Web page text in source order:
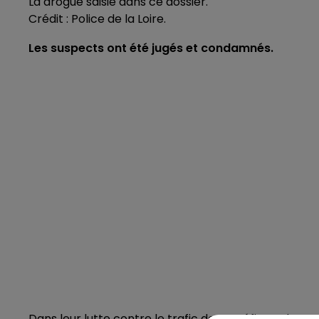
Crédit : Police de la Loire.
Les suspects ont été jugés et condamnés.